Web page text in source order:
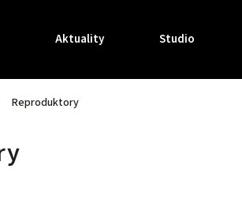
Aktuality Studio
Reproduktory